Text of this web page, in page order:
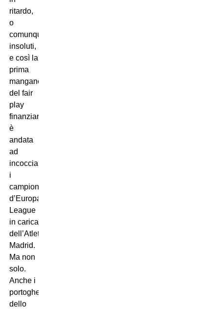
ritardo,
o
comunque
insoluti,
e così la
prima
manganellata
del fair
play
finanziario
è
andata
ad
incocciare
i
campioni
d’Europa
League
in carica
dell’Atletico
Madrid.
Ma non
solo.
Anche i
portoghesi
dello